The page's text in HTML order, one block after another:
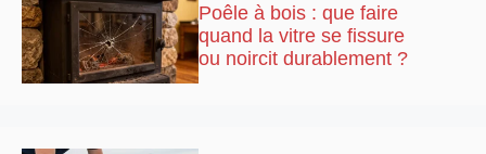
Poêle à bois : que faire
quand la vitre se fissure
ou noircit durablement ?